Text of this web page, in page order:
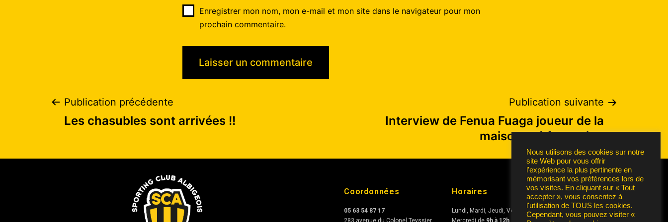
Enregistrer mon nom, mon e-mail et mon site dans le navigateur pour mon
prochain commentaire.
Publication précédente
Les chasubles sont arrivées !!
Publication suivante
Interview de Fenua Fuaga joueur de la
maison pré fomration
Coordonnées
05 63 54 87 17
Horaires
Lundi, Mardi, Jeudi, Vendredi de 10h à 12h
Nous utilisons des cookies sur notre
site Web pour vous offrir
l'expérience la plus pertinente en
mémorisant vos préférences lors de
vos visites. En cliquant sur « Tout
accepter », vous consentez à
l'utilisation de TOUS les cookies.
Cependant, vous pouvez visiter «